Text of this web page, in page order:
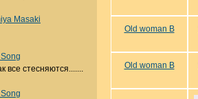
Old woman B
Old woman B
Masaki
все стесняются.......